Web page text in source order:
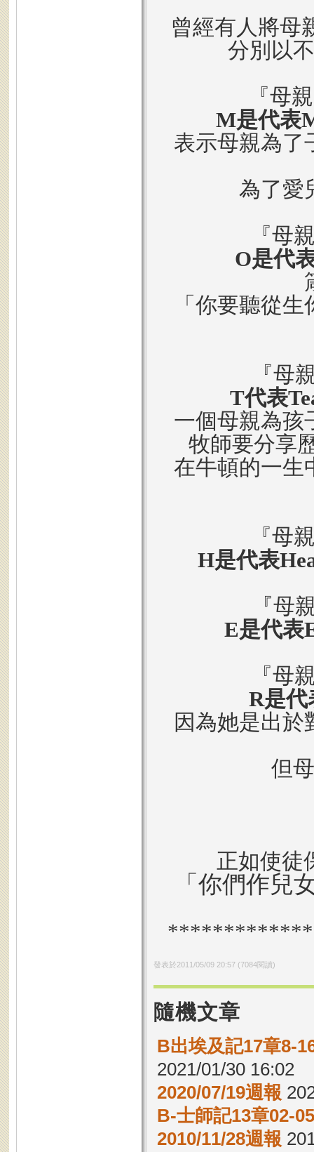
曾經有人將母
分別以
『母
M是代表
表示母親為了
為了愛
『母
O是代
「你要聽從
『母
T代表
一個母親為孩
牧師要分享
在牛頓的一生
『母
H是代表
『母
E是代表
『母
R是代
因為她是出
但
正如使徒
「你們作兒
發表於2011/05/09 20:57(7084閱讀)
隨機文章
B出埃及記17章8-
2021/01/30 16:02
2020/07/19週報
B-士師記13章02-
2010/11/28週報